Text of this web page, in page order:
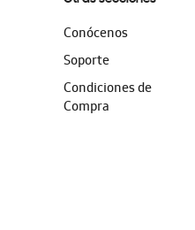
Conócenos
Soporte
Condiciones de
Compra